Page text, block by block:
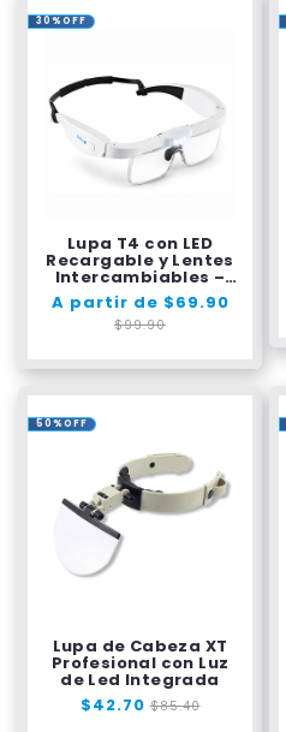
30%OFF
Lupa T4 con LED
Recargable y Lentes
Intercambiables –
Ampliación de hasta
4x
Precio
habitual
A partir de $69.90
oferta
$99.90
50%OFF
Lupa de Cabeza XT
Profesional con Luz
de Led Integrada
Precio
$42.70 Precio
$85.40